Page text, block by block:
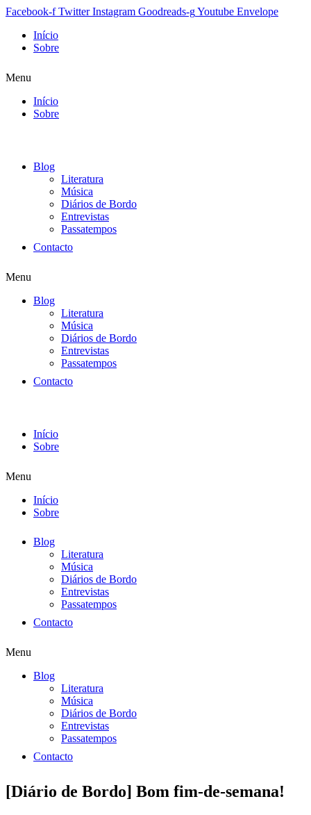
Facebook-f Twitter Instagram Goodreads-gYoutube Envelope
Início
Sobre
Menu
Início
Sobre
Blog
Literatura
Música
Diários de Bordo
Entrevistas
Passatempos
Contacto
Menu
Blog
Literatura
Música
Diários de Bordo
Entrevistas
Passatempos
Contacto
Início
Sobre
Menu
Início
Sobre
Blog
Literatura
Música
Diários de Bordo
Entrevistas
Passatempos
Contacto
Menu
Blog
Literatura
Música
Diários de Bordo
Entrevistas
Passatempos
Contacto
[Diário de Bordo] Bom fim-de-semana!